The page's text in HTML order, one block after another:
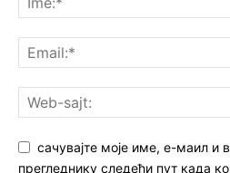
сачувајте моје име, е-маил и
прегледнику следећи пут када